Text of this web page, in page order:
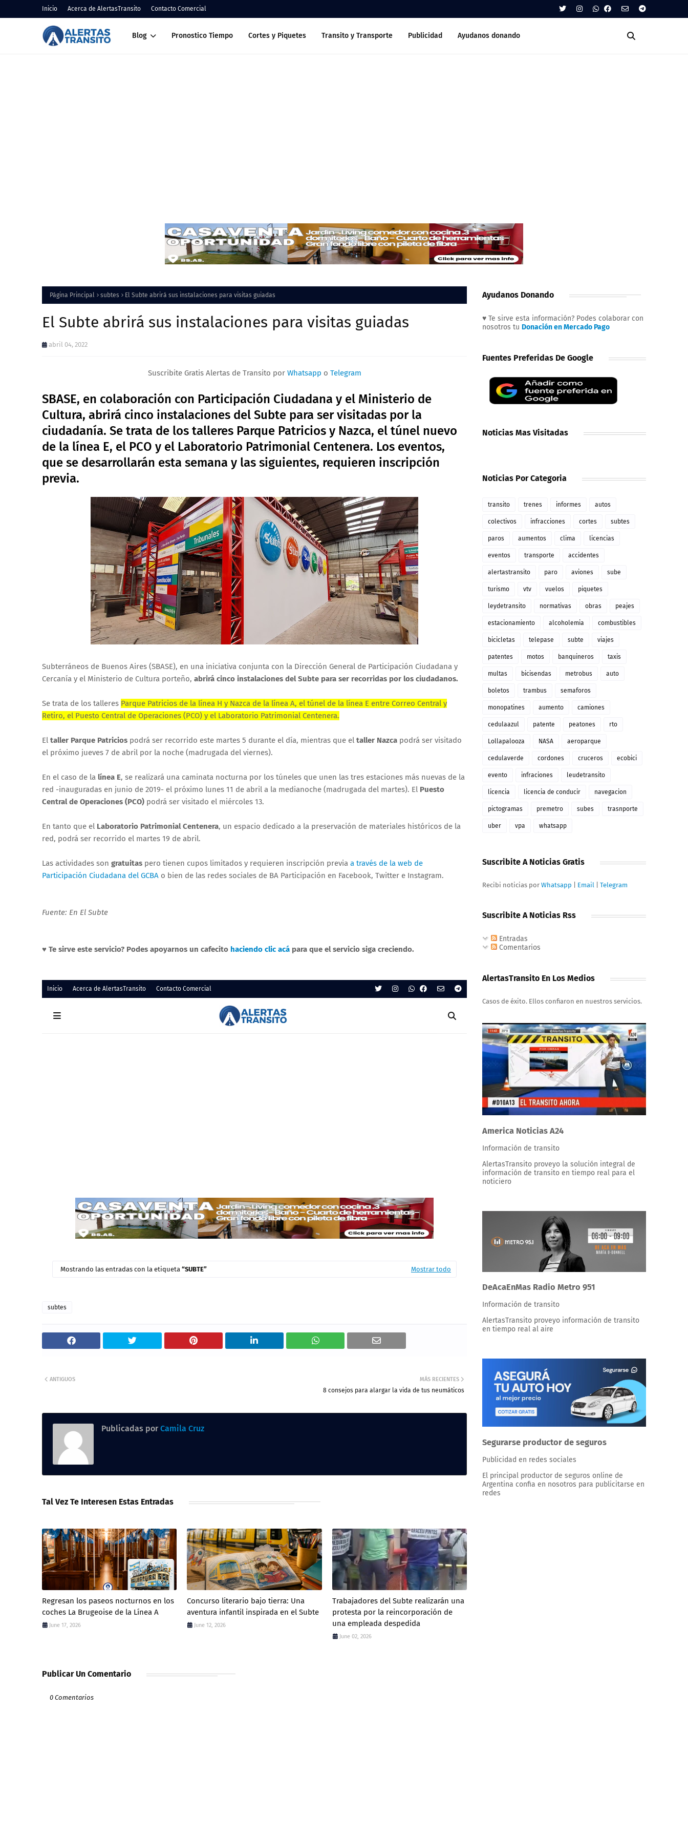
Inicio Acerca de AlertasTransito Contacto Comercial
Blog Pronostico Tiempo Cortes y Piquetes Transito y Transporte Publicidad Ayudanos donando
Página Principal subtes El Subte abrirá sus instalaciones para visitas guiadas
El Subte abrirá sus instalaciones para visitas guiadas
abril 04, 2022
Suscribite Gratis Alertas de Transito por Whatsapp o Telegram
SBASE, en colaboración con Participación Ciudadana y el Ministerio de
Cultura, abrirá cinco instalaciones del Subte para ser visitadas por la
ciudadanía. Se trata de los talleres Parque Patricios y Nazca, el túnel nuevo
de la línea E, el PCO y el Laboratorio Patrimonial Centenera. Los eventos,
que se desarrollarán esta semana y las siguientes, requieren inscripción
previa.
Subterráneos de Buenos Aires (SBASE), en una iniciativa conjunta con la Dirección General de Participación Ciudadana y
Cercanía y el Ministerio de Cultura porteño, abrirá cinco instalaciones del Subte para ser recorridas por los ciudadanos.
Se trata de los talleres Parque Patricios de la línea H y Nazca de la línea A, el túnel de la línea E entre Correo Central y
Retiro, el Puesto Central de Operaciones (PCO) y el Laboratorio Patrimonial Centenera.
El taller Parque Patricios podrá ser recorrido este martes 5 durante el día, mientras que el taller Nazca podrá ser visitado
el próximo jueves 7 de abril por la noche (madrugada del viernes).
En el caso de la línea E, se realizará una caminata nocturna por los túneles que unen las tres estaciones más nuevas de la
red -inauguradas en junio de 2019- el próximo lunes 11 de abril a la medianoche (madrugada del martes). El Puesto
Central de Operaciones (PCO) podrá ser visitado el miércoles 13.
En tanto que el Laboratorio Patrimonial Centenera, un espacio dedicado a la preservación de materiales históricos de la
red, podrá ser recorrido el martes 19 de abril.
Las actividades son gratuitas pero tienen cupos limitados y requieren inscripción previa a través de la web de
Participación Ciudadana del GCBA o bien de las redes sociales de BA Participación en Facebook, Twitter e Instagram.
Fuente: En El Subte
♥ Te sirve este servicio? Podes apoyarnos un cafecito haciendo clic acá para que el servicio siga creciendo.
subtes
MÁS RECIENTES
8 consejos para alargar la vida de tus neumáticos
ANTIGUOS
Publicadas por Camila Cruz
Tal Vez Te Interesen Estas Entradas
Regresan los paseos nocturnos en los
coches La Brugeoise de la Línea A
June 17, 2026
Concurso literario bajo tierra: Una
aventura infantil inspirada en el Subte
June 12, 2026
Trabajadores del Subte realizarán una
protesta por la reincorporación de
una empleada despedida
June 02, 2026
Publicar Un Comentario
0 Comentarios
Ayudanos Donando
♥ Te sirve esta información? Podes colaborar con
nosotros tu Donación en Mercado Pago
Fuentes Preferidas De Google
Noticias Mas Visitadas
Noticias Por Categoria
transito trenes informes autos
colectivos infracciones cortes subtes
paros aumentos clima licencias
eventos transporte accidentes
alertastransito paro aviones sube
turismo vtv vuelos piquetes
leydetransito normativas obras peajes
estacionamiento alcoholemia combustibles
bicicletas telepase subte viajes
patentes motos banquineros taxis
multas bicisendas metrobus auto
boletos trambus semaforos
monopatines aumento camiones
cedulaazul patente peatones rto
Lollapalooza NASA aeroparque
cedulaverde cordones cruceros ecobici
evento infraciones leudetransito
licencia licencia de conducir navegacion
pictogramas premetro subes trasnporte
uber vpa whatsapp
Suscribite A Noticias Gratis
Recibi noticias por Whatsapp Email Telegram
Suscribite A Noticias Rss
Entradas
Comentarios
AlertasTransito En Los Medios
Casos de éxito. Ellos confiaron en nuestros servicios.
America Noticias A24
Información de transito
AlertasTransito proveyo la solución integral de
información de transito en tiempo real para el
noticiero
DeAcaEnMas Radio Metro 951
Información de transito
AlertasTransito proveyo información de transito
en tiempo real al aire
Segurarse productor de seguros
Publicidad en redes sociales
El principal productor de seguros online de
Argentina confia en nosotros para publicitarse en
redes